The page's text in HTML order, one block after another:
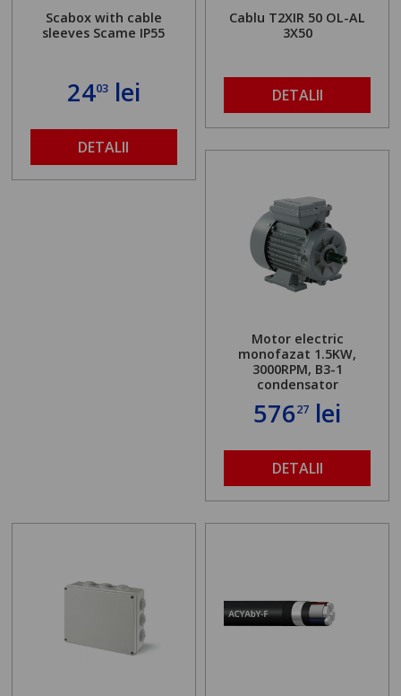
Scabox with cable
sleeves Scame IP55
2403lei
DETALII
Cablu T2XIR 50 OL-AL
3X50
DETALII
Motor electric
monofazat 1.5KW,
3000RPM, B3-1
condensator
57627 lei
DETALII